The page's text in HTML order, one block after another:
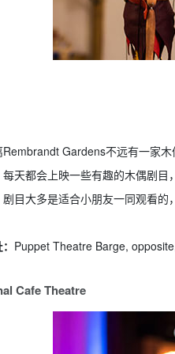
Rembrandt Gardens不远有一家
每天都会上映一些有趣的木偶剧
目大多是适合小朋友一同观看的
Puppet Theatre Barge,
Cafe Theatre